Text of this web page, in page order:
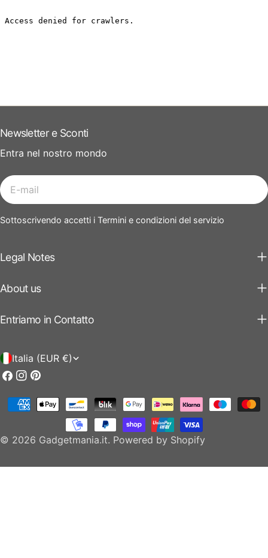
Legal Notes
About us
Entriamo in Contatto
Newsletter e Sconti
Entra nel nostro mondo
E-
mail
Sottoscrivendo accetti i Termini e condizioni del servizio
P
a
e
Italia (EUR €)
Facebook
Instagram
Pinterest
© 2026 Gadgetmania.it. Powered by Shopify
Modalità
pagamento